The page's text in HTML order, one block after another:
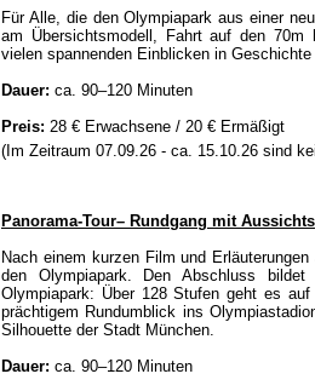
Für Alle, die den Olympiapark aus einer
am Übersichtsmodell, Fahrt auf den 70m
vielen spannenden Einblicken in
Dauer: ca. 90–120 Minuten
Preis: 28 € Erwachsene / 20 € Ermäßigt
(Im Zeitraum 07.09.26 - ca. 15.10.26 sind
Panorama-Tour– Rundgang mit
Nach einem kurzen Film und
den Olympiapark. Den Abschluss
Olympiapark: Über 128 Stufen geht es
prächtigem Rundumblick ins
Silhouette der Stadt München.
Dauer: ca. 90–120 Minuten